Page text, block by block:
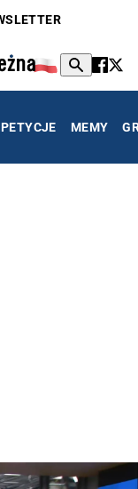
PETYCJE MEMY